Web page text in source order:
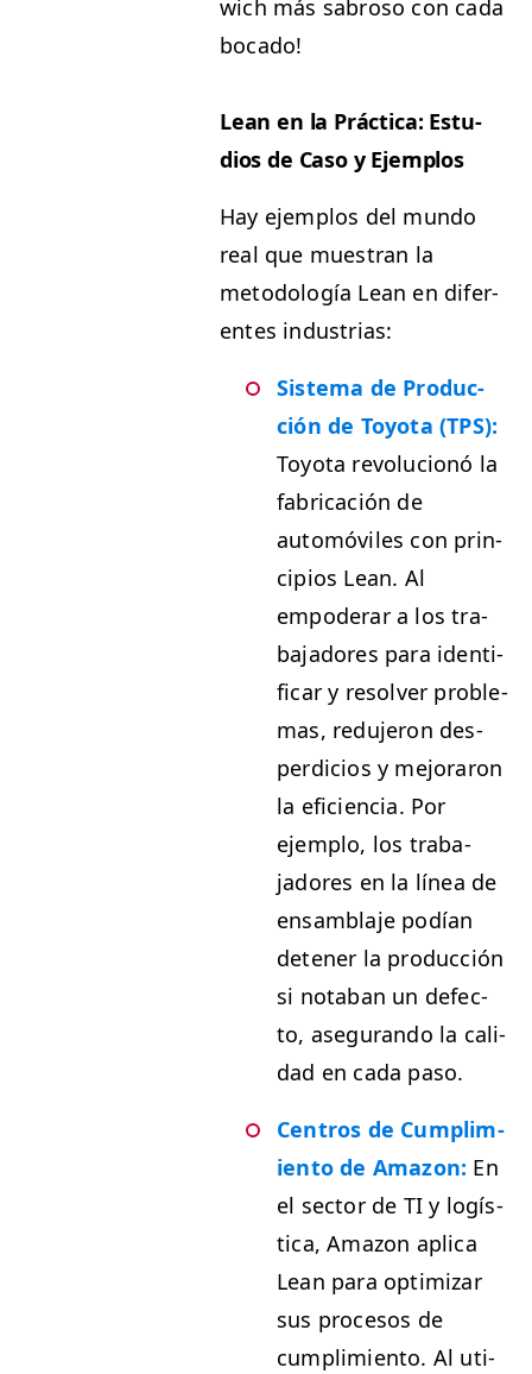
wich más sabroso con cada
bocado!
Lean en la Prác­ti­ca: Estu­
dios de Caso y Ejemplos
Hay ejem­p­los del mun­do
real que mues­tran la
metodología Lean en difer­
entes industrias:
Sis­tema de Pro­duc­
ción de Toy­ota (TPS):
Toy­ota rev­olu­cionó la
fab­ri­cación de
automóviles con prin­
ci­p­ios Lean. Al
empoder­ar a los tra­
ba­jadores para iden­ti­
ficar y resolver prob­le­
mas, redu­jeron des­
perdi­cios y mejo­raron
la efi­cien­cia. Por
ejem­p­lo, los tra­ba­
jadores en la línea de
ensam­bla­je podían
deten­er la pro­duc­ción
si nota­ban un defec­
to, ase­gu­ran­do la cal­i­
dad en cada paso.
Cen­tros de Cumplim­
ien­to de Ama­zon: En
el sec­tor de TI y logís­
ti­ca, Ama­zon apli­ca
Lean para opti­mizar
sus pro­ce­sos de
cumplim­ien­to. Al uti­